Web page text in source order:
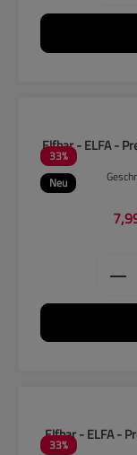
33%
Neu
Elfbar - ELFA -
33%
Elfbar - ELFA -